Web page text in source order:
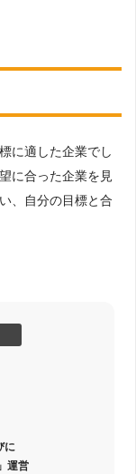
に適した企業でし
に合った企業を見
、自分の目標と合
に
運営